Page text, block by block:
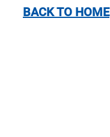
BACK TO HOME